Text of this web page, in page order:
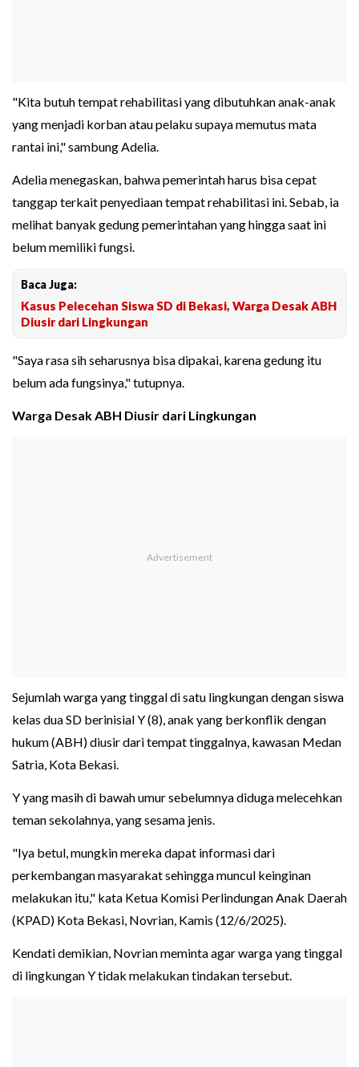
"Kita butuh tempat rehabilitasi yang dibutuhkan anak-anak
yang menjadi korban atau pelaku supaya memutus mata
rantai ini," sambung Adelia.
Adelia menegaskan, bahwa pemerintah harus bisa cepat
tanggap terkait penyediaan tempat rehabilitasi ini. Sebab, ia
melihat banyak gedung pemerintahan yang hingga saat ini
belum memiliki fungsi.
Baca Juga:
Kasus Pelecehan Siswa SD di Bekasi, Warga Desak ABH
Diusir dari Lingkungan
"Saya rasa sih seharusnya bisa dipakai, karena gedung itu
belum ada fungsinya," tutupnya.
Warga Desak ABH Diusir dari Lingkungan
Sejumlah warga yang tinggal di satu lingkungan dengan siswa
kelas dua SD berinisial Y (8), anak yang berkonflik dengan
hukum (ABH) diusir dari tempat tinggalnya, kawasan Medan
Satria, Kota Bekasi.
Y yang masih di bawah umur sebelumnya diduga melecehkan
teman sekolahnya, yang sesama jenis.
"Iya betul, mungkin mereka dapat informasi dari
perkembangan masyarakat sehingga muncul keinginan
melakukan itu," kata Ketua Komisi Perlindungan Anak Daerah
(KPAD) Kota Bekasi, Novrian, Kamis (12/6/2025).
Kendati demikian, Novrian meminta agar warga yang tinggal
di lingkungan Y tidak melakukan tindakan tersebut.